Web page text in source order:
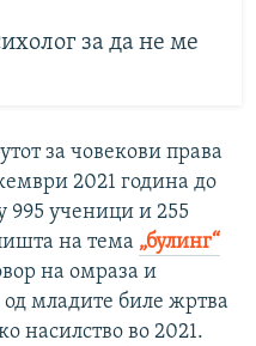
за да не ме
за човекови права
2021 година до
995 ученици и 255
на тема „булинг“
на омраза и
младите биле жртва
насилство во 2021.